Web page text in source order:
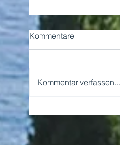
Kommentare
Kommentar verfassen...